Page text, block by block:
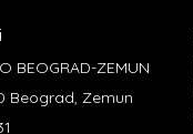
BEOGRAD-ZEMUN
Beograd, Zemun